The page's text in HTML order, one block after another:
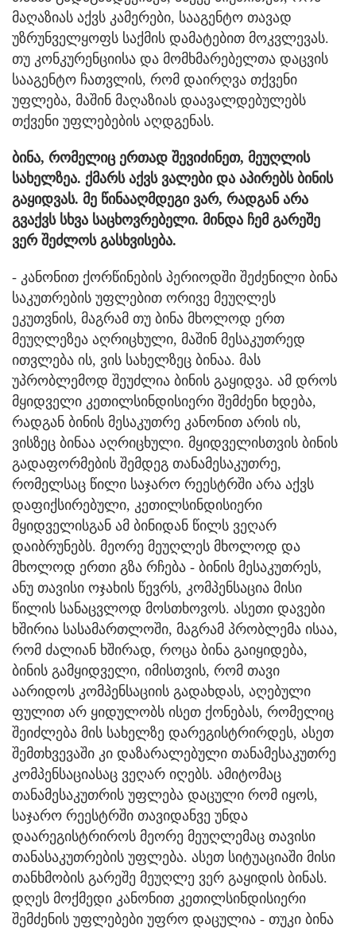
მაღაზიას აქვს კამერები, სააგენტო თავად
უზრუნველყოფს საქმის დამატებით მოკვლევას.
თუ კონკურენციისა და მომხმარებელთა დაცვის
სააგენტო ჩათვლის, რომ დაირღვა თქვენი
უფლება, მაშინ მაღაზიას დაავალდებულებს
თქვენი უფლებების აღდგენას.
ბინა, რომელიც ერთად შევიძინეთ, მეუღლის
სახელზეა. ქმარს აქვს ვალები და აპირებს ბინის
გაყიდვას. მე წინააღმდეგი ვარ, რადგან არა
გვაქვს სხვა საცხოვრებელი. მინდა ჩემ გარეშე
ვერ შეძლოს გასხვისება.
- კანონით ქორწინების პერიოდში შეძენილი ბინა
საკუთრების უფლებით ორივე მეუღლეს
ეკუთვნის, მაგრამ თუ ბინა მხოლოდ ერთ
მეუღლეზეა აღრიცხული, მაშინ მესაკუთრედ
ითვლება ის, ვის სახელზეც ბინაა. მას
უპრობლემოდ შეუძლია ბინის გაყიდვა. ამ დროს
მყიდველი კეთილსინდისიერი შემძენი ხდება,
რადგან ბინის მესაკუთრე კანონით არის ის,
ვისზეც ბინაა აღრიცხული. მყიდველისთვის ბინის
გადაფორმების შემდეგ თანამესაკუთრე,
რომელსაც წილი საჯარო რეესტრში არა აქვს
დაფიქსირებული, კეთილსინდისიერი
მყიდველისგან ამ ბინიდან წილს ვეღარ
დაიბრუნებს. მეორე მეუღლეს მხოლოდ და
მხოლოდ ერთი გზა რჩება - ბინის მესაკუთრეს,
ანუ თავისი ოჯახის წევრს, კომპენსაცია მისი
წილის სანაცვლოდ მოსთხოვოს. ასეთი დავები
ხშირია სასამართლოში, მაგრამ პრობლემა ისაა,
რომ ძალიან ხშირად, როცა ბინა გაიყიდება,
ბინის გამყიდველი, იმისთვის, რომ თავი
აარიდოს კომპენსაციის გადახდას, აღებული
ფულით არ ყიდულობს ისეთ ქონებას, რომელიც
შეიძლება მის სახელზე დარეგისტრირდეს, ასეთ
შემთხვევაში კი დაზარალებული თანამესაკუთრე
კომპენსაციასაც ვეღარ იღებს. ამიტომაც
თანამესაკუთრის უფლება დაცული რომ იყოს,
საჯარო რეესტრში თავიდანვე უნდა
დაარეგისტრიროს მეორე მეუღლემაც თავისი
თანასაკუთრების უფლება. ასეთ სიტუაციაში მისი
თანხმობის გარეშე მეუღლე ვერ გაყიდის ბინას.
დღეს მოქმედი კანონით კეთილსინდისიერი
შემძენის უფლებები უფრო დაცულია - თუკი ბინა